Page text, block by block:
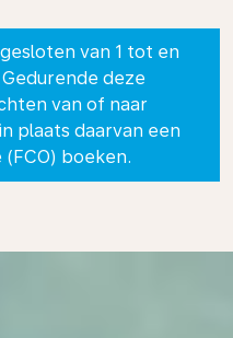
van 1 tot en
deze
van of naar
plaats daarvan een
boeken.